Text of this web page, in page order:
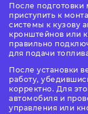
После подготовки
приступить к
системы к кузову
кронштейнов или
правильно
для подачи
После установки
работу,
корректно. Для
автомобиля и
управления или